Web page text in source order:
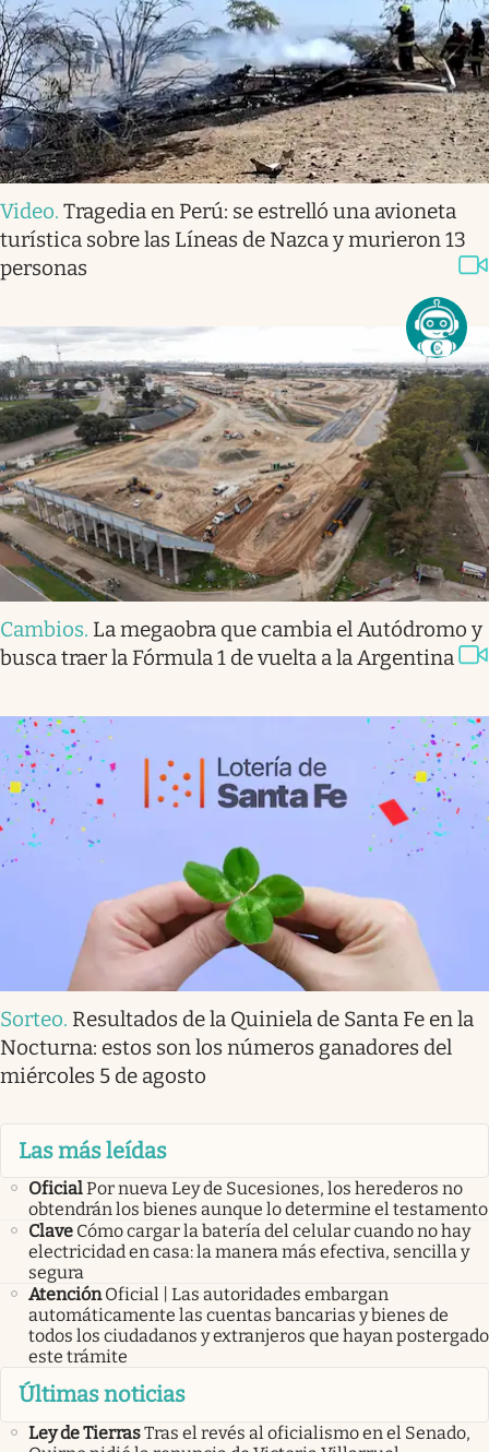
Video. Tragedia en Perú: se estrelló una avioneta
turística sobre las Líneas de Nazca y murieron 13
personas
Cambios. La megaobra que cambia el Autódromo y
busca traer la Fórmula 1 de vuelta a la Argentina
Sorteo. Resultados de la Quiniela de Santa Fe en la
Nocturna: estos son los números ganadores del
miércoles 5 de agosto
Las más leídas
OficialPor nueva Ley de Sucesiones, los herederos no
obtendrán los bienes aunque lo determine el testamento
Clave Cómo cargar la batería del celular cuando no hay
electricidad en casa: la manera más efectiva, sencilla y
segura
Atención Oficial | Las autoridades embargan
automáticamente las cuentas bancarias y bienes de
todos los ciudadanos y extranjeros que hayan postergado
este trámite
Últimas noticias
Ley de TierrasTras el revés al oficialismo en el Senado,